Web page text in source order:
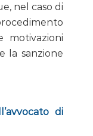
nel caso di
motivazioni
la sanzione
di